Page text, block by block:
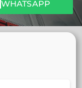
WHATSAPP